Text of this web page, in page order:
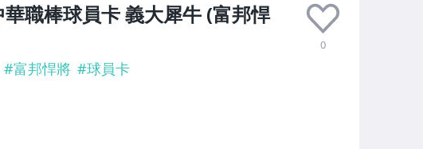
職棒球員卡 義大犀牛 (富邦悍
0
#富邦悍將 #球員卡